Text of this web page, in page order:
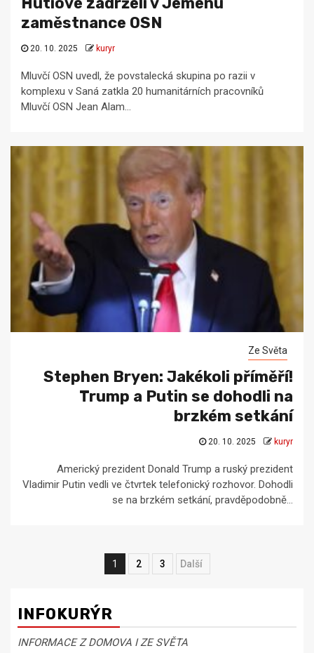
zaměstnance OSN
20. 10. 2025 kuryr
Mluvčí OSN uvedl, že povstalecká skupina po razii v
komplexu v Saná zatkla 20 humanitárních pracovníků
Mluvčí OSN Jean Alam...
Ze Světa
Stephen Bryen: Jakékoli příměří!
Trump a Putin se dohodli na
brzkém setkání
20. 10. 2025 kuryr
Americký prezident Donald Trump a ruský prezident
Vladimir Putin vedli ve čtvrtek telefonický rozhovor. Dohodli
se na brzkém setkání, pravděpodobně...
Navigace
příspěvky
1 2 3
INFOKURÝR
INFORMACE Z DOMOVA I ZE SVĚTA